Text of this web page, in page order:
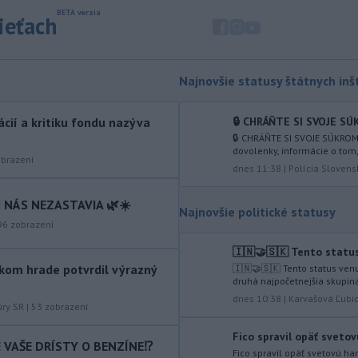
prepojenie potrieb trhu práce s
Úrady v tomto roku doposiaľ
potvrdili 241 prípadov nákazy
ktorú v piatok zverejnilo Európske
chorôb (ECDC).241 prípadov nákazy
západonílskou
Nemecká polícia v piatok
dvoch stálych zákazníkov - starší
a kritiku fondu nazýva
NÁS NEZASTAVIA 🌿☀️
zobrazení
hrade potvrdil výrazný
SR | 53 zobrazení
DRÍSTY O BENZÍNE⁉️
Najnovšie statusy štátnych
🔒 CHRÁŇTE SI SVOJE
🔒 CHRÁŇTE SI SVOJE
dovolenky, informácie o
dnes 11:38 | Polícia
Najnovšie politické statusy
🇮🇳🤝🇸🇰 Tento status
🇮🇳🤝🇸🇰 Tento status
druhá najpočetnejšia
dnes 10:38 | Karvašová
Fico spravil opäť
Fico spravil opäť svetovú